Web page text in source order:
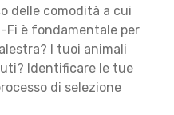
delle comodità a cui
Fi è fondamentale per
I tuoi animali
Identificare le tue
di selezione